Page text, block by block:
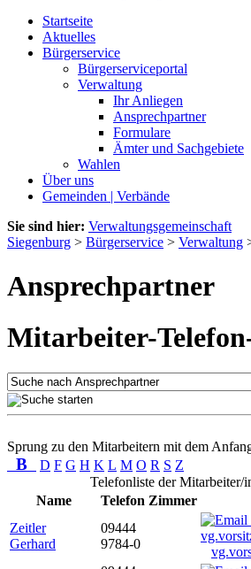
Startseite
Aktuelles
Bürgerservice
Bürgerserviceportal
Verwaltung
Ihr Anliegen
Ansprechpartner
Formulare
Ämter und Sachgebiete
Wahlen
Über uns
Gemeinden | Verbände
Sie sind hier: Verwaltungsgemeinschaft
Siegenburg > Bürgerservice > Verwaltung
Ansprechpartner
Mitarbeiter-
Sprung zu den Mitarbeitern mit dem
B D F G H K L M O R S Z
Telefonliste der Mitarbeiter/
Name
Telefon Zimmer
Zeitler
Gerhard
09444
9784-0